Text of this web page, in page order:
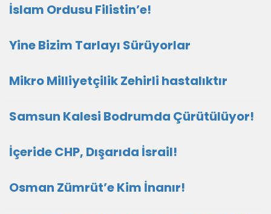
İslam Ordusu Filistin’e!
Yine Bizim Tarlayı Sürüyorlar
Mikro Milliyetçilik Zehirli hastalıktır
Samsun Kalesi Bodrumda Çürütülüyor!
İçeride CHP, Dışarıda İsrail!
Osman Zümrüt’e Kim İnanır!